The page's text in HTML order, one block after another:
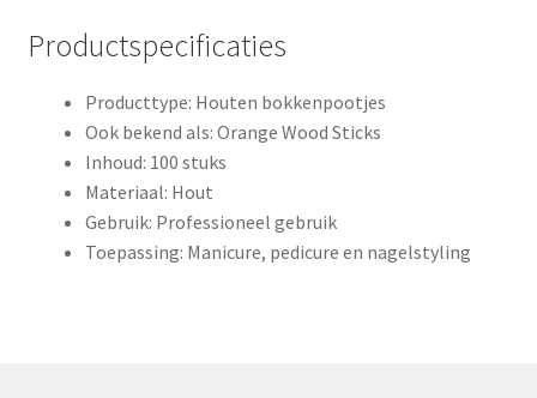
Productspecificaties
Producttype: Houten bokkenpootjes
Ook bekend als: Orange Wood Sticks
Inhoud: 100 stuks
Materiaal: Hout
Gebruik: Professioneel gebruik
Toepassing: Manicure, pedicure en nagelstyling